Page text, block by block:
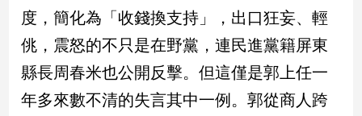
焦
點
品
觀
點
度，簡化為「收錢換支持」，出口狂妄、輕
佻，震怒的不只是在野黨，連民進黨籍屏東
縣長周春米也公開反擊。但這僅是郭上任一
年多來數不清的失言其中一例。郭從商人跨